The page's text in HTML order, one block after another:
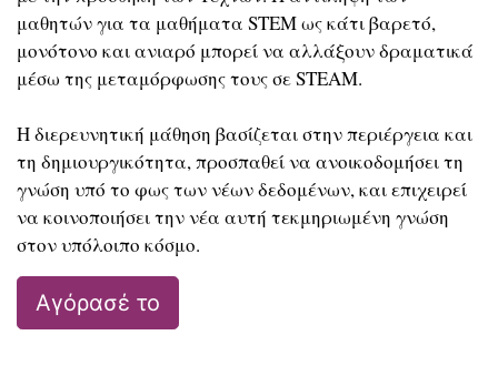
μαθητών για τα μαθήματα STEM ως κάτι βαρετό,
μονότονο και ανιαρό μπορεί να αλλάξουν δραματικά
μέσω της μεταμόρφωσης τους σε STEAM.
Η διερευνητική μάθηση βασίζεται στην περιέργεια και
τη δημιουργικότητα, προσπαθεί να ανοικοδομήσει τη
γνώση υπό το φως των νέων δεδομένων, και επιχειρεί
να κοινοποιήσει την νέα αυτή τεκμηριωμένη γνώση
στον υπόλοιπο κόσμο.